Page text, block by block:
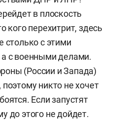
в плоскость
кого перехитрит, здесь
столько с этими
а с военными делами.
(России и Запада)
никто не хочет
Если запустят
до этого не дойдет.